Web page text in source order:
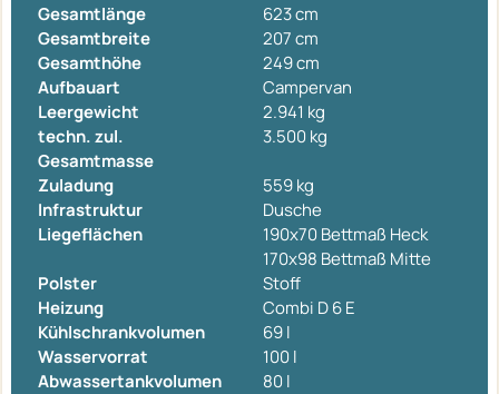
Gesamtlänge
623 cm
Gesamtbreite
207 cm
Gesamthöhe
249 cm
Aufbauart
Campervan
Leergewicht
2.941 kg
techn. zul.
Gesamtmasse
3.500 kg
Zuladung
559 kg
Infrastruktur
Dusche
Liegeflächen
190x70 Bettmaß Heck
170x98 Bettmaß Mitte
Polster
Stoff
Heizung
Combi D 6 E
Kühlschrankvolumen
69 l
Wasservorrat
100 l
Abwassertankvolumen
80 l